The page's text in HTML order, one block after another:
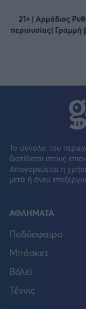
21+ | Αρμόδιος
περιουσίας| Γραμμή
Το σύνολο του
διατίθεται στους
Απαγορεύεται η
μετά ή άνευ
ΑΘΛΗΜΑΤΑ
Ποδόσφαιρο
Μπάσκετ
Βόλεϊ
Τέννις